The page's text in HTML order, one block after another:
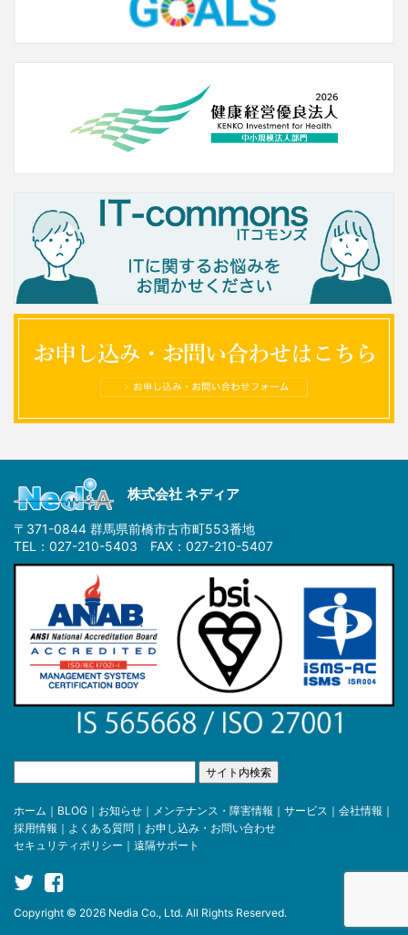
株式会社 ネディア
〒371-0844 群馬県前橋市古市町553番地
TEL：027-210-5403 FAX：027-210-5407
ホーム ｜ BLOG ｜ お知らせ ｜ メンテナンス・障害情報 ｜ サービス ｜ 会社情報 ｜
採用情報 ｜ よくある質問 ｜ お申し込み・お問い合わせ
セキュリティポリシー ｜ 遠隔サポート
Copyright © 2026 Nedia Co., Ltd. All Rights Reserved.